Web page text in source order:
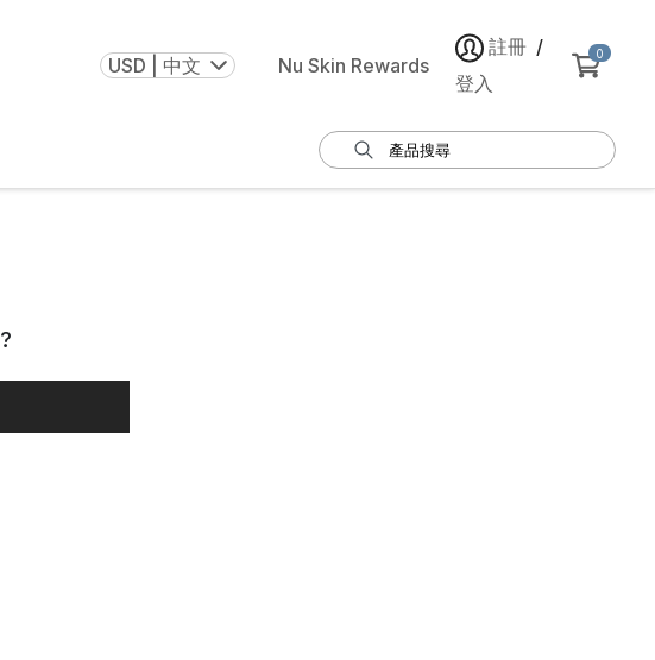
USD | 中文 Nu Skin Rewards
註冊 /
登入
0
?